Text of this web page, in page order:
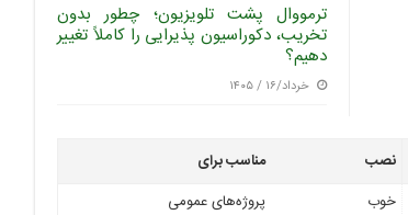
ترمووال پشت تلویزیون؛ چطور بدون
تخریب، دکوراسیون پذیرایی را کاملاً تغییر
دهیم؟
خرداد/۱۶ / ۱۴۰۵
نصب
مناسب برای
خوب
پروژه‌های عمومی